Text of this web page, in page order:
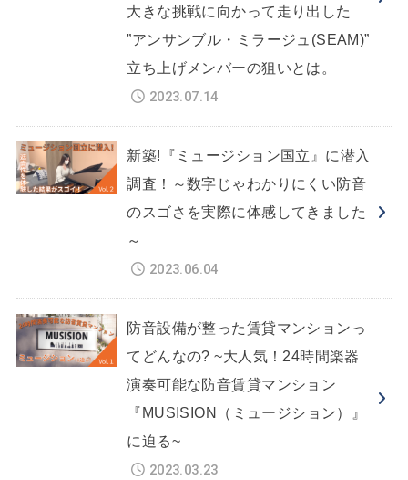
大きな挑戦に向かって走り出した
”アンサンブル・ミラージュ(SEAM)”
立ち上げメンバーの狙いとは。
2023.07.14
新築!『ミュージション国立』に潜入
調査！～数字じゃわかりにくい防音
のスゴさを実際に体感してきました
～
2023.06.04
防音設備が整った賃貸マンションっ
てどんなの? ~大人気！24時間楽器
演奏可能な防音賃貸マンション
『MUSISION（ミュージション）』
に迫る~
2023.03.23